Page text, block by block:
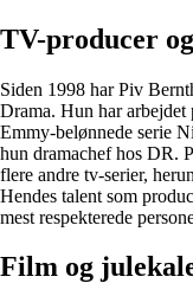
TV-producer
Siden 1998 har Piv
Drama. Hun har arbejdet
Emmy-belønnede serie
hun dramachef hos DR.
flere andre tv-serier,
Hendes talent som
mest respekterede
Film og